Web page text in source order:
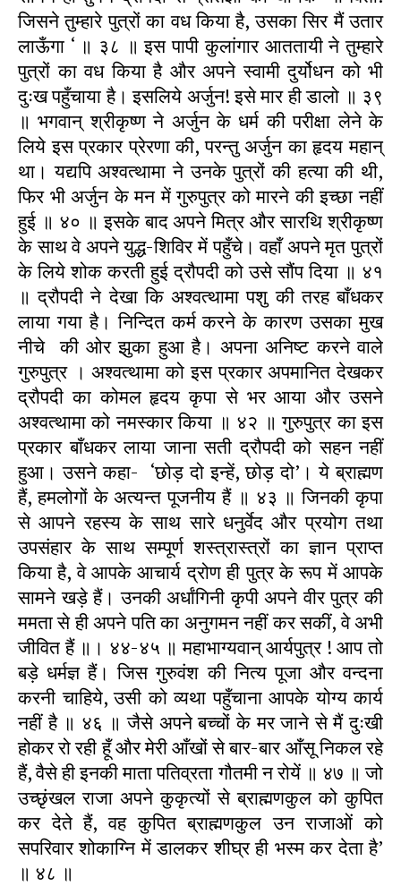
जिसने तुम्हारे पुत्रों का वध किया है, उसका सिर मैं उतार
लाऊँगा ‘ ॥ ३८ ॥ इस पापी कुलांगार आततायी ने तुम्हारे
पुत्रों का वध किया है और अपने स्वामी दुर्योधन को भी
दुःख पहुँचाया है। इसलिये अर्जुन! इसे मार ही डालो ॥ ३९
॥ भगवान् श्रीकृष्ण ने अर्जुन के धर्म की परीक्षा लेने के
लिये इस प्रकार प्रेरणा की, परन्तु अर्जुन का हृदय महान्
था। यद्यपि अश्वत्थामा ने उनके पुत्रों की हत्या की थी,
फिर भी अर्जुन के मन में गुरुपुत्र को मारने की इच्छा नहीं
हुई ॥ ४० ॥ इसके बाद अपने मित्र और सारथि श्रीकृष्ण
के साथ वे अपने युद्ध-शिविर में पहुँचे। वहाँ अपने मृत पुत्रों
के लिये शोक करती हुई द्रौपदी को उसे सौंप दिया ॥ ४१
॥ द्रौपदी ने देखा कि अश्वत्थामा पशु की तरह बाँधकर
लाया गया है। निन्दित कर्म करने के कारण उसका मुख
नीचे की ओर झुका हुआ है। अपना अनिष्ट करने वाले
गुरुपुत्र । अश्वत्थामा को इस प्रकार अपमानित देखकर
द्रौपदी का कोमल हृदय कृपा से भर आया और उसने
अश्वत्थामा को नमस्कार किया ॥ ४२ ॥ गुरुपुत्र का इस
प्रकार बाँधकर लाया जाना सती द्रौपदी को सहन नहीं
हुआ। उसने कहा- ‘छोड़ दो इन्हें, छोड़ दो’। ये ब्राह्मण
हैं, हमलोगों के अत्यन्त पूजनीय हैं ॥ ४३ ॥ जिनकी कृपा
से आपने रहस्य के साथ सारे धनुर्वेद और प्रयोग तथा
उपसंहार के साथ सम्पूर्ण शस्त्रास्त्रों का ज्ञान प्राप्त
किया है, वे आपके आचार्य द्रोण ही पुत्र के रूप में आपके
सामने खड़े हैं। उनकी अर्धांगिनी कृपी अपने वीर पुत्र की
ममता से ही अपने पति का अनुगमन नहीं कर सकीं, वे अभी
जीवित हैं ॥। ४४-४५ ॥ महाभाग्यवान् आर्यपुत्र ! आप तो
बड़े धर्मज्ञ हैं। जिस गुरुवंश की नित्य पूजा और वन्दना
करनी चाहिये, उसी को व्यथा पहुँचाना आपके योग्य कार्य
नहीं है ॥ ४६ ॥ जैसे अपने बच्चों के मर जाने से मैं दुःखी
होकर रो रही हूँ और मेरी आँखों से बार-बार आँसू निकल रहे
हैं, वैसे ही इनकी माता पतिव्रता गौतमी न रोयें ॥ ४७ ॥ जो
उच्छृंखल राजा अपने कुकृत्यों से ब्राह्मणकुल को कुपित
कर देते हैं, वह कुपित ब्राह्मणकुल उन राजाओं को
सपरिवार शोकाग्नि में डालकर शीघ्र ही भस्म कर देता है’
॥ ४८ ॥